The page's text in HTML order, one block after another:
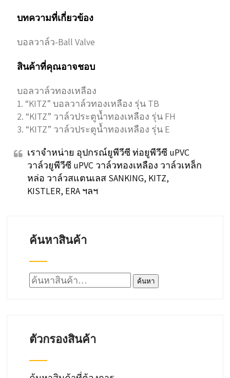
บทความที่เกี่ยวข้อง
บอลวาล์ว-Ball Valve
สินค้าที่คุณอาจชอบ
บอลวาล์วทองเหลือง
1. “KITZ” บอลวาล์วทองเหลือง รุ่น TB
2. “KITZ” วาล์วประตูน้ำทองเหลือง รุ่น FH
3. “KITZ” วาล์วประตูน้ำทองเหลือง รุ่น E
เราจำหน่าย อุปกรณ์ยูพีวีซี ท่อยูพีวีซี uPVC
วาล์วยูพีวีซี uPVC วาล์วทองเหลือง วาล์วเหล็ก
หล่อ วาล์วสแตนเลส SANKING, KITZ,
KISTLER, ERA ฯลฯ
ค้นหาสินค้า
ค้นหา: ค้นหา
ตัวกรองสินค้า